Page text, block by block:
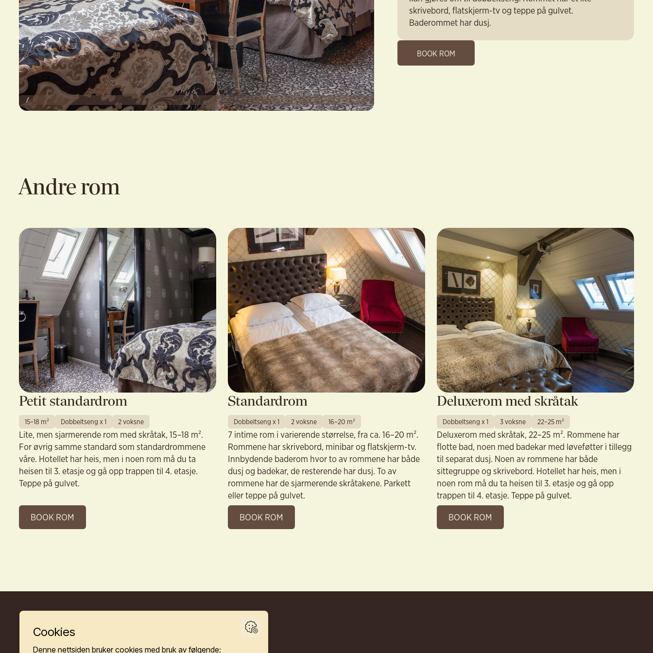
/2
skrivebord, flatskjerm-tv og teppe på gulvet.
Baderommet har dusj.
BOOK ROM
Andre rom
Petit standardrom
15–18 m² Dobbeltseng x 1 2 voksne
Lite, men sjarmerende rom med skråtak, 15–18 m².
For øvrig samme standard som standardrommene
våre. Hotellet har heis, men i noen rom må du ta
heisen til 3. etasje og gå opp trappen til 4. etasje.
Teppe på gulvet.
BOOK ROM
Standardrom
Dobbeltseng x 1 2 voksne 16–20 m²
7 intime rom i varierende størrelse, fra ca. 16–20 m².
Rommene har skrivebord, minibar og flatskjerm-tv.
Innbydende baderom hvor to av rommene har både
dusj og badekar, de resterende har dusj. To av
rommene har de sjarmerende skråtakene. Parkett
eller teppe på gulvet.
BOOK ROM
Deluxerom med skråtak
Dobbeltseng x 1 3 voksne 22–25 m²
Deluxerom med skråtak, 22–25 m². Rommene har
flotte bad, noen med badekar med løveføtter i tillegg
til separat dusj. Noen av rommene har både
sittegruppe og skrivebord. Hotellet har heis, men i
noen rom må du ta heisen til 3. etasje og gå opp
trappen til 4. etasje. Teppe på gulvet.
BOOK ROM